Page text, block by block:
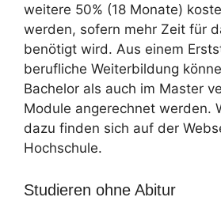
weitere 50% (18 Monate)
werden, sofern mehr Zeit für
benötigt wird. Aus einem
berufliche Weiterbildung
Bachelor als auch im Master
Module angerechnet werden.
dazu finden sich auf der
Hochschule.
Studieren ohne Abitur